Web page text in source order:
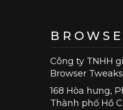
Công ty TNHH
Browser Tweaks
168 Hòa hưng,
Thành phố Hồ